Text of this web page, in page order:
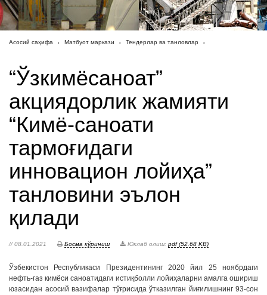
Асосий саҳифа Матбуот маркази Тендерлар ва танловлар
“Ўзкимёсаноат”
акциядорлик жамияти
“Кимё-саноати
тармоғидаги
инновацион лойиҳа”
танловини эълон
қилади
// 08.01.2021 Босма кўриниш Юклаб олиш: pdf (52.68 KB)
Ўзбекистон Республикаси Президентининг 2020 йил 25 ноябрдаги
нефть-газ кимёси саноатидаги истиқболли лойиҳаларни амалга ошириш
юзасидан асосий вазифалар тўғрисида ўтказилган йиғилишнинг 93-сон